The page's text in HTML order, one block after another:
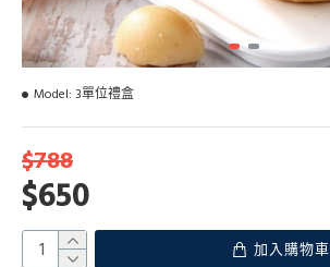
$650
$788
Model: 3單位禮盒
加入購物車